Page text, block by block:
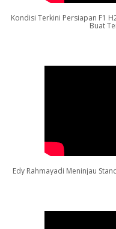
Kondisi Terkini Persiapan F1
Buat
Edy Rahmayadi Meninjau